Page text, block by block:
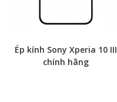
Ép kính Sony Xperia 10 III
chính hãng